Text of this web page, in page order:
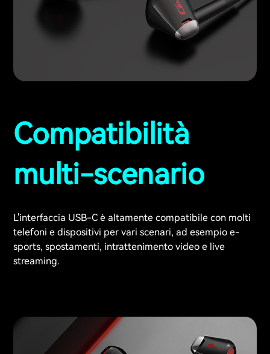
Compatibilità
multi-scenario
L'interfaccia USB-C è altamente compatibile con molti
telefoni e dispositivi per vari scenari, ad esempio e-
sports, spostamenti, intrattenimento video e live
streaming.